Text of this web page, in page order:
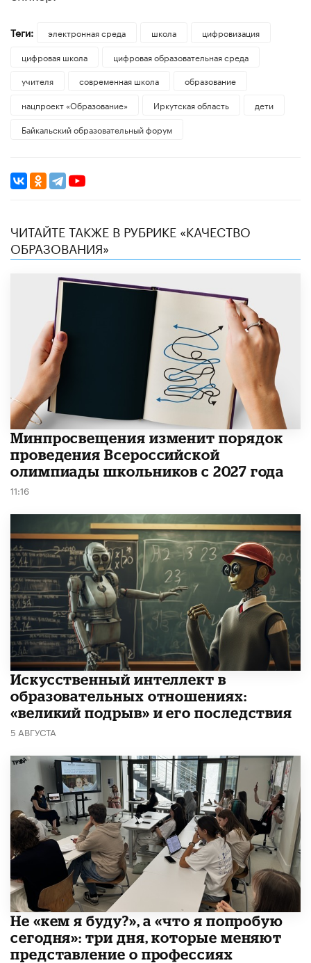
Теги: электронная среда школа
цифровизация
цифровая школа
цифровая образовательная среда
учителя
современная школа
образование
нацпроект «Образование»
Иркутская область
дети
Байкальский образовательный форум
ЧИТАЙТЕ ТАКЖЕ В РУБРИКЕ «КАЧЕСТВО
ОБРАЗОВАНИЯ»
Минпросвещения изменит порядок
проведения Всероссийской
олимпиады школьников с 2027 года
11:16
​Искусственный интеллект в
образовательных отношениях:
«великий подрыв» и его последствия
5 АВГУСТА
Не «кем я буду?», а «что я попробую
сегодня»: три дня, которые меняют
представление о профессиях